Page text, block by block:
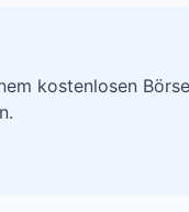
kostenlosen